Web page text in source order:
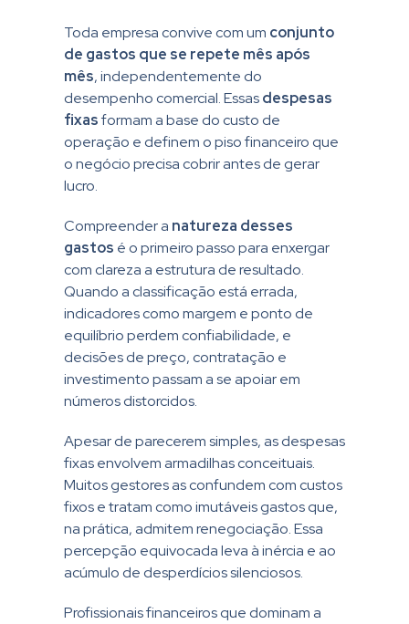
Toda empresa convive com um conjunto
de gastos que se repete mês após
mês, independentemente do
desempenho comercial. Essasdespesas
fixasformam a base do custo de
operação e definem o piso financeiro que
o negócio precisa cobrir antes de gerar
lucro.
Compreender a natureza desses
gastos é o primeiro passo para enxergar
com clareza a estrutura de resultado.
Quando a classificação está errada,
indicadores como margem e ponto de
equilíbrio perdem confiabilidade, e
decisões de preço, contratação e
investimento passam a se apoiar em
números distorcidos.
Apesar de parecerem simples, as despesas
fixas envolvem armadilhas conceituais.
Muitos gestores as confundem com custos
fixos e tratam como imutáveis gastos que,
na prática, admitem renegociação. Essa
percepção equivocada leva à inércia e ao
acúmulo de desperdícios silenciosos.
Profissionais financeiros que dominam a